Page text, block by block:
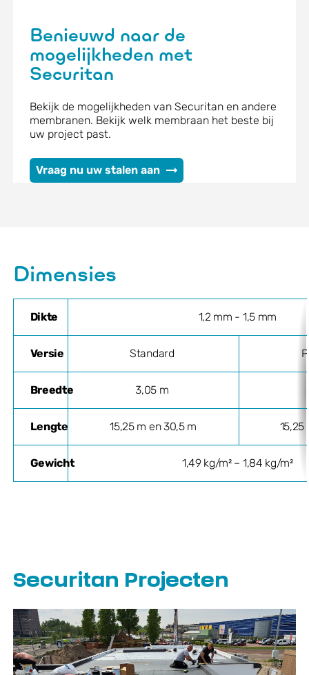
Benieuwd naar de
mogelijkheden met
Securitan
Bekijk de mogelijkheden van Securitan en andere
membranen. Bekijk welk membraan het beste bij
uw project past.
Vraag nu uw stalen aan
Dimensies
Dikte 1,2 mm - 1,5 mm
Versie Standard
Breedte 3,05 m
Lengte 15,25 m en 30,5 m
Gewicht 1,49 kg/m² – 1,84 kg/m²
Securitan Projecten